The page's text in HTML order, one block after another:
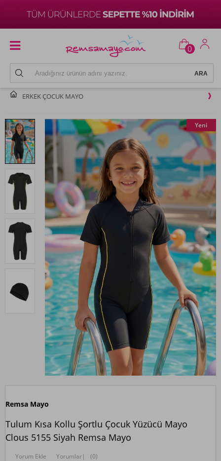
0
ERKEK ÇOCUK MAYO
Yeni
Remsa Mayo
Tulum Kısa Kollu Şortlu Çocuk Yüzücü Mayo
Clous 5155 Siyah Remsa Mayo
Yorum Ekle Yorumlar| (0)